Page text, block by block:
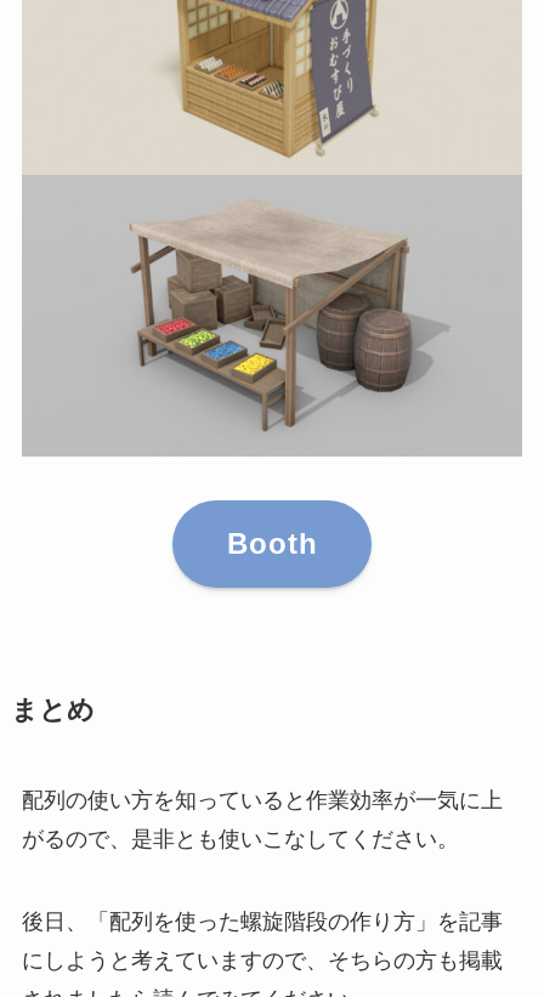
Booth
まとめ
配列の使い方を知っていると作業効率が一気に上
がるので、是非とも使いこなしてください。
後日、「配列を使った螺旋階段の作り方」を記事
にしようと考えていますので、そちらの方も掲載